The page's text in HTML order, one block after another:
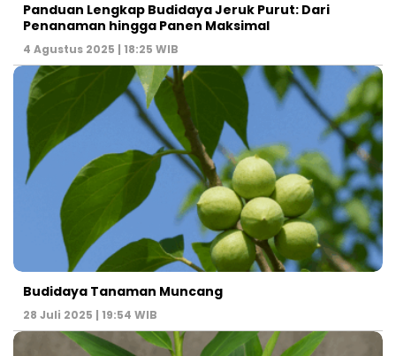
Panduan Lengkap Budidaya Jeruk Purut: Dari
Penanaman hingga Panen Maksimal
4 Agustus 2025 | 18:25 WIB
Budidaya Tanaman Muncang
28 Juli 2025 | 19:54 WIB